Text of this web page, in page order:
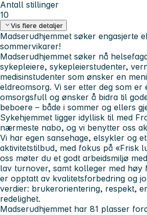
Antall stillinger
10
Vis flere detaljer
Madserudhjemmet søker engasjerte
sommervikarer!
Madserudhjemmet søker nå
sykepleiere, sykepleierstudenter,
medisinstudenter som ønsker en
eldreomsorg. Vi ser etter deg som er
omsorgsfull og ønsker å bidra til
beboere – både i sommer og ellers
Sykehjemmet ligger idyllisk til med
nærmeste nabo, og vi benytter oss
Vi har egen sansehage, elsykler og
aktivitetstilbud, med fokus på «Frisk
oss møter du et godt arbeidsmiljø
lav turnover, samt kolleger med høy
er opptatt av kvalitetsforbedring og
verdier: brukerorientering, respekt,
redelighet.
Madserudhjemmet har 81 plasser